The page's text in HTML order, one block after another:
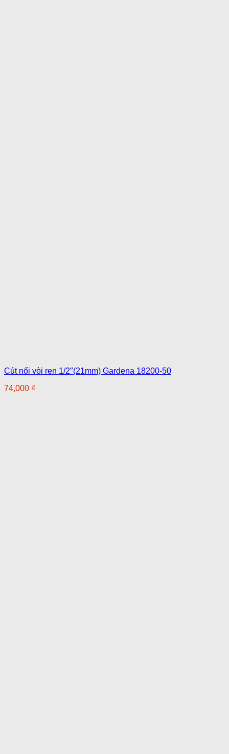
Cút nối vòi ren 1/2″(21mm) Gardena 18200-50
74,000 ₫